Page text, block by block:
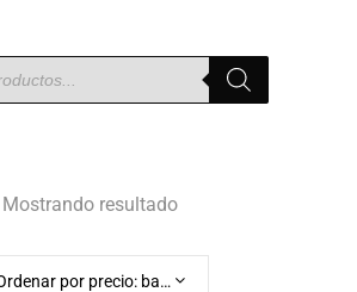
Mostrando resultado
Ordenar por precio: bajo a alto